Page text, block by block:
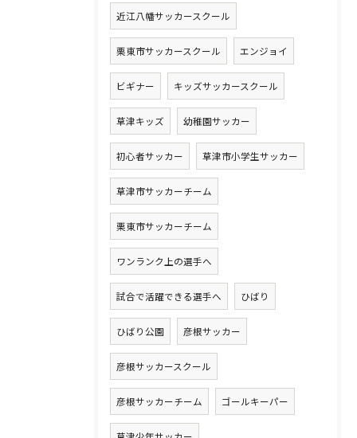
近江八幡サッカースクール
栗東市サッカースクール エンジョイ
ビギナー キッズサッカースクール
草津キッズ 幼稚園サッカー
初心者サッカー 草津市小学生サッカー
草津市サッカーチーム
栗東市サッカーチーム
ワンランク上の選手へ
試合で活躍できる選手へ ひばり
ひばり公園 彦根サッカー
彦根サッカースクール
彦根サッカーチーム ゴールキーパー